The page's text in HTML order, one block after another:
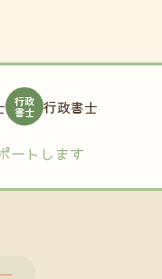
行政
書士 行政書士
ートします